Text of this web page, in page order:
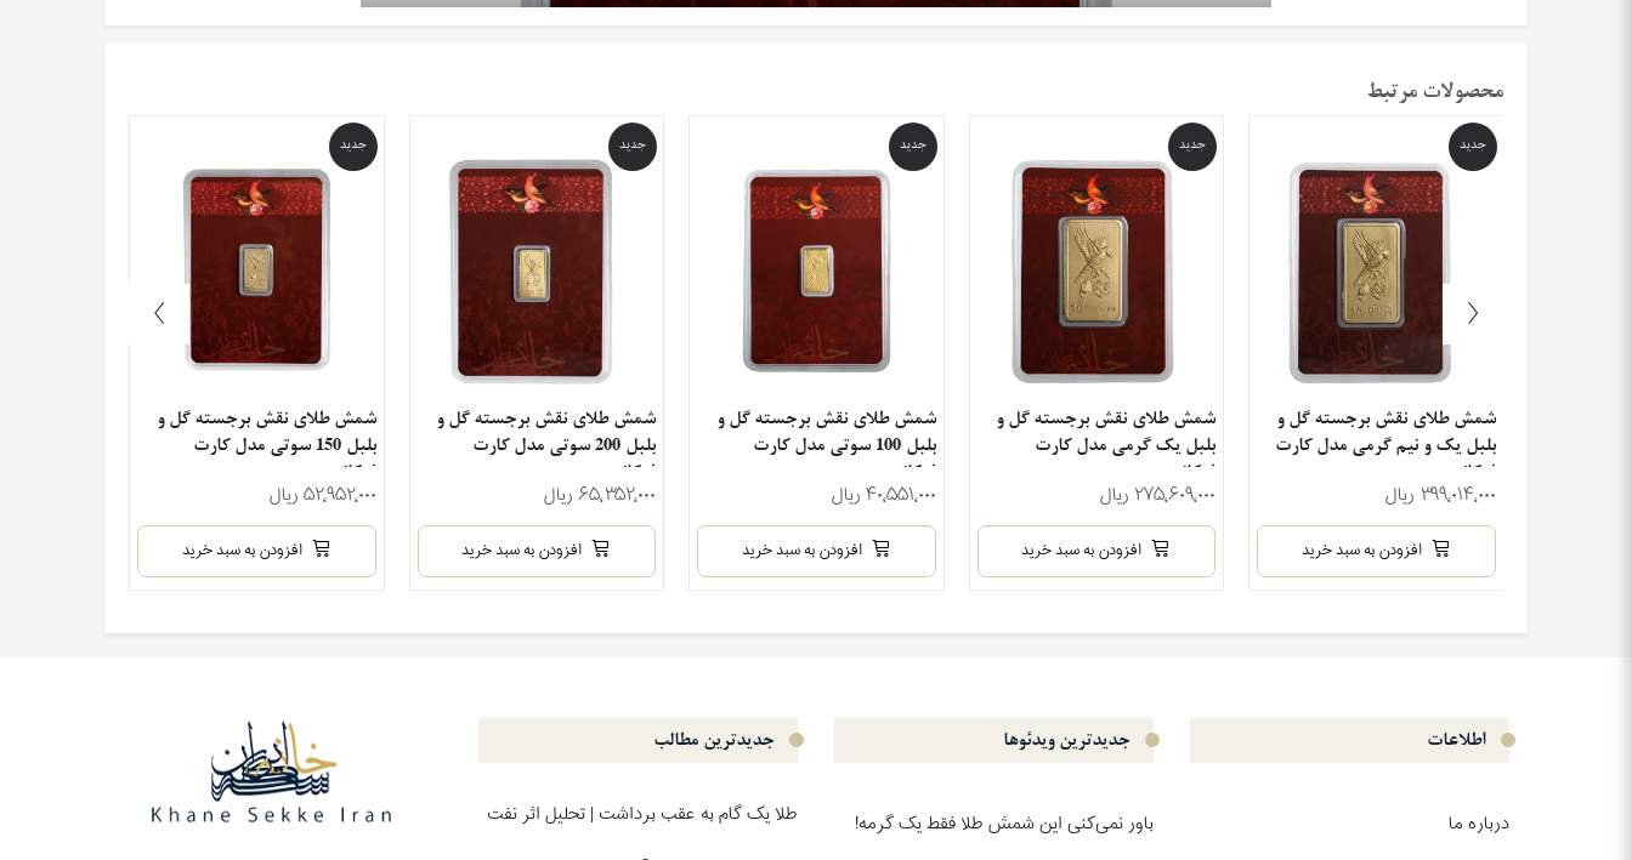
محصولات مرتبط
جدید
شمش طلای نقش برجسته گل و
بلبل یک و نیم گرمی مدل کارت
فرکانسی
۳۹۹٬۰۱۴٬۰۰۰ ریال
افزودن به سبد خرید
جدید
شمش طلای نقش برجسته گل و
بلبل یک گرمی مدل کارت
فرکانسی
۲۷۵٬۶۰۹٬۰۰۰ ریال
افزودن به سبد خرید
جدید
شمش طلای نقش برجسته گل و
بلبل 100 سوتی مدل کارت
فرکانسی
۴۰٬۵۵۱٬۰۰۰ ریال
افزودن به سبد خرید
جدید
شمش طلای نقش برجسته گل و
بلبل 200 سوتی مدل کارت
فرکانسی
۶۵٬۳۵۲٬۰۰۰ ریال
افزودن به سبد خرید
جدید
شمش طلای نقش برجسته گل و
بلبل 150 سوتی مدل کارت
فرکانسی
۵۲٬۹۵۲٬۰۰۰ ریال
افزودن به سبد خرید
اطلاعات
درباره ما
جدیدترین ویدئو‌ها
باور نمی‌کنی این شمش طلا فقط یک گرمه!
جدیدترین مطالب
طلا یک گام به عقب برداشت | تحلیل اثر نفت